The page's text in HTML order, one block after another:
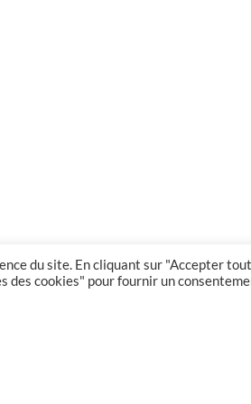
du site. En cliquant sur "Accepter
des cookies" pour fournir un